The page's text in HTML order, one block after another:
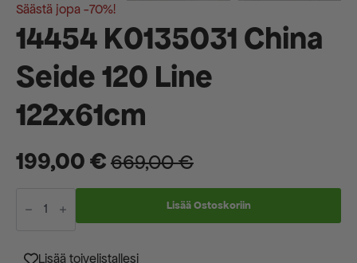
Säästä jopa -70%!
14454 K0135031 China
Seide 120 Line
122x61cm
669,00€
Alkuperäinen
hinta
199,00€
Nykyinen
hinta
K0135031
Line
Lisää Ostoskoriin
Lisää toivelistallesi